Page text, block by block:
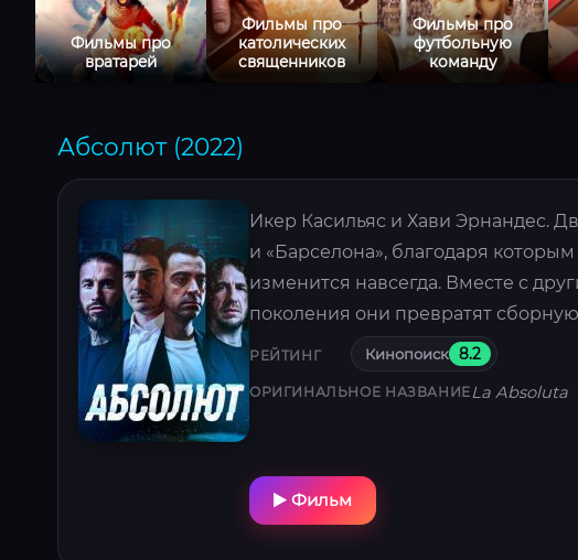
Фильмы про
вратарей
Фильмы про
католических
священников
Фильмы про
футбольную
команду
Абсолют (2022)
Икер Касильяс и Хави Эрнандес.
и «Барселона», благодаря
изменится навсегда. Вместе с
поколения они превратят
РЕЙТИНГ Кинопоиск 8.2
ОРИГИНАЛЬНОЕ НАЗВАНИЕLa Absoluta
Фильм